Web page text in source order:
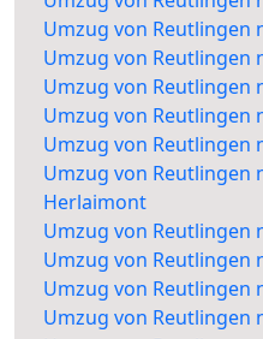
Umzug von Reutlingen
Umzug von Reutlingen
Umzug von Reutlingen
Umzug von Reutlingen
Umzug von Reutlingen
Umzug von Reutlingen
Herlaimont
Umzug von Reutlingen
Umzug von Reutlingen
Umzug von Reutlingen
Umzug von Reutlingen